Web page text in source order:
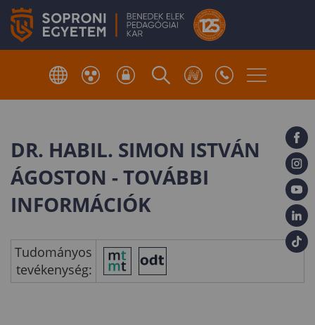
DR. HABIL. SIMON ISTVÁN
ÁGOSTON - TOVÁBBI
INFORMÁCIÓK
Tudományos
tevékenység: